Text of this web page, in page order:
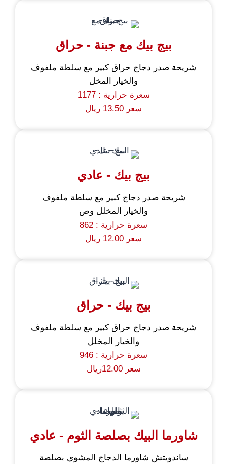
بيج بيك مع جبنة - حراق
شريحة صدر دجاج حراق كبير مع سلطة ملفوف
والخيار المخل
سعرة حرارية : 1177
سعر 13.50 ريال
بيج بيك - عادي
شريحة صدر دجاج كبير مع سلطة ملفوف
والخيار المخلل وص
سعرة حرارية : 862
سعر 12.00 ريال
بيج بيك - حراق
شريحة صدر دجاج حراق كبير مع سلطة ملفوف
والخيار المخلل
سعرة حرارية : 946
سعر 12.00ريال
شاورما البيك بصلصة الثوم - عادي
ساندويتش شاورما الدجاج المشوي بصلصة